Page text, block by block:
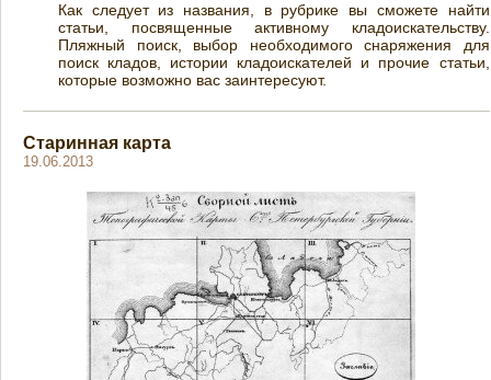
Как следует из названия, в рубрике вы сможете найти
статьи, посвященные активному кладоискательству.
Пляжный поиск, выбор необходимого снаряжения для
поиск кладов, истории кладоискателей и прочие статьи,
которые возможно вас заинтересуют.
Старинная карта
19.06.2013